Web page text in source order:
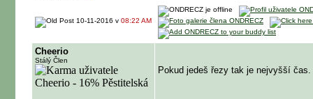
10-11-2016 v 08:22 AM
Cheerio
Stálý Člen
Pokud jedeš řezy tak je nejvyšší čas.